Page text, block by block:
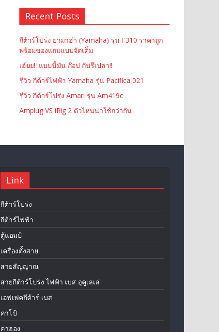
Recent Posts
กีต้าร์โปร่ง ยามาฮ่า (Yamaha) รุ่น F310 ราคาถูก
พร้อมของแถมแบบจัดเต็ม
เฮ้ยย!! แบบนี้มัน ก๊อป กันรึเปล่า!!
รีวิว กีต้าร์ไฟฟ้า Yamaha รุ่น Pacifica 021
รีวิว กีต้าร์โปร่ง Amari รุ่น Am419c
Amplug VS iRig 2 ตัวไหนน่าใช้กว่ากัน
Link
กีต้าร์โปร่ง
กีต้าร์ไฟฟ้า
ตู้แอมป์
เครื่องตั้งสาย
สายสัญญาณ
สายกีต้าร์โปร่ง ไฟฟ้า เบส อุคูเลเล่
เอฟเฟคกีต้าร์ เบส
คาโป้
คาฮอง